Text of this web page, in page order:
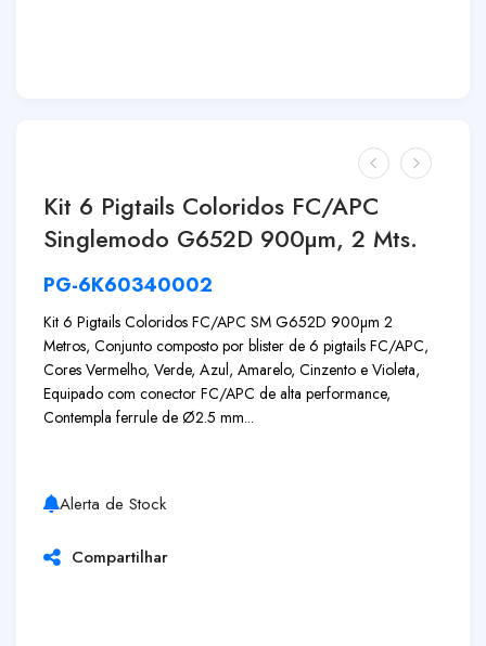
Kit 6 Pigtails Coloridos FC/APC
Singlemodo G652D 900µm, 2 Mts.
PG-6K60340002
Kit 6 Pigtails Coloridos FC/APC SM G652D 900µm 2
Metros, Conjunto composto por blister de 6 pigtails FC/APC,
Cores Vermelho, Verde, Azul, Amarelo, Cinzento e Violeta,
Equipado com conector FC/APC de alta performance,
Contempla ferrule de Ø2.5 mm...
Alerta de Stock
Compartilhar